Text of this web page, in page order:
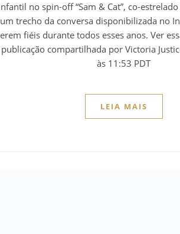
no spin-off “Sam & Cat”, co-
trecho da conversa disponibilizada no
fiéis durante todos esses anos. Ver
compartilhada por Victoria
às 11:53 PDT
LEIA MAIS